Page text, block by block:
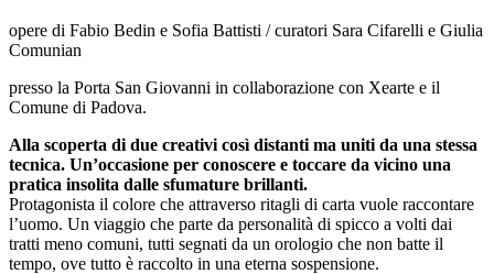
opere di Fabio Bedin e Sofia Battisti / curatori Sara Cifarelli e Giulia
Comunian
presso la Porta San Giovanni in collaborazione con Xearte e il
Comune di Padova.
Alla scoperta di due creativi così distanti ma uniti da una stessa
tecnica. Un’occasione per conoscere e toccare da vicino una
pratica insolita dalle sfumature brillanti.
Protagonista il colore che attraverso ritagli di carta vuole raccontare
l’uomo. Un viaggio che parte da personalità di spicco a volti dai
tratti meno comuni, tutti segnati da un orologio che non batte il
tempo, ove tutto è raccolto in una eterna sospensione.